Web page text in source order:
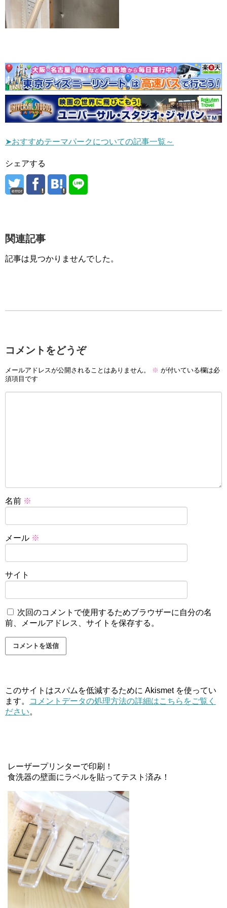
➤おすすめテーマパークについての記事一覧～
シェアする
error
関連記事
記事は見つかりませんでした。
コメントをどうぞ
メールアドレスが公開されることはありません。 ※ が付いている欄は必
須項目です
名前 ※
メール ※
サイト
次回のコメントで使用するためブラウザーに自分の名
前、メールアドレス、サイトを保存する。
このサイトはスパムを低減するために Akismet を使ってい
ます。
コメントデータの処理方法の詳細はこちらをご覧く
ださい。
レーザープリンターで印刷！
食洗器の壁面にラベルを貼ってテスト済み！